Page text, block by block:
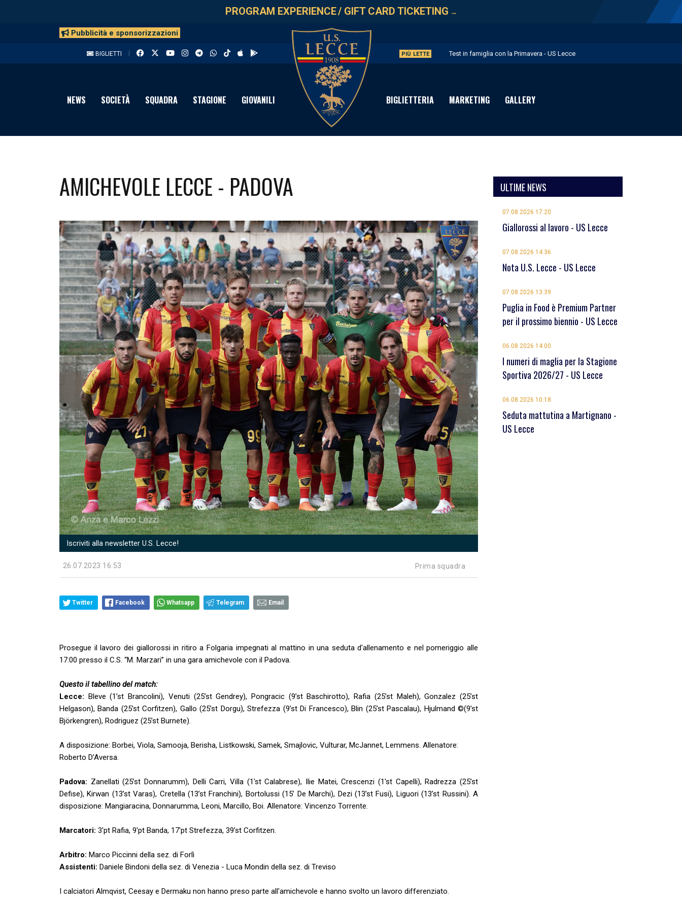
PROGRAM EXPERIENCE/ GIFT CARD TICKETING →
Pubblicità e sponsorizzazioni
BIGLIETTI PIÙ LETTE Test in famiglia con la Primavera - US Lecce
Geubbels in giallorosso - US Lecce
Aratravel è Premium Partner per la stagione 2026/27 - US Lecce
NEWS SOCIETÀ SQUADRA STAGIONE GIOVANILI BIGLIETTERIA MARKETING GALLERY
AMICHEVOLE LECCE - PADOVA
Iscriviti alla newsletter U.S. Lecce!
26.07.2023 16:53 Prima squadra
Twitter Facebook Whatsapp Telegram Email
Prosegue il lavoro dei giallorossi in ritiro a Folgaria impegnati al mattino in una seduta d'allenamento e nel pomeriggio alle
17:00 presso il C.S. “M. Marzari” in una gara amichevole con il Padova.
Questo il tabellino del match:
Lecce: Bleve (1’st Brancolini), Venuti (25’st Gendrey), Pongracic (9’st Baschirotto), Rafia (25’st Maleh), Gonzalez (25’st
Helgason), Banda (25’st Corfitzen), Gallo (25’st Dorgu), Strefezza (9’st Di Francesco), Blin (25’st Pascalau), Hjulmand ©(9’st
Björkengren), Rodriguez (25’st Burnete).
A disposizione: Borbei, Viola, Samooja, Berisha, Listkowski, Samek, Smajlovic, Vulturar, McJannet, Lemmens. Allenatore:
Roberto D’Aversa.
Padova: Zanellati (25’st Donnarumm), Delli Carri, Villa (1'st Calabrese), Ilie Matei, Crescenzi (1'st Capelli), Radrezza (25’st
Defise), Kirwan (13’st Varas), Cretella (13’st Franchini), Bortolussi (15’ De Marchi), Dezi (13’st Fusi), Liguori (13’st Russini). A
disposizione: Mangiaracina, Donnarumma, Leoni, Marcillo, Boi. Allenatore: Vincenzo Torrente.
Marcatori: 3'pt Rafia, 9'pt Banda, 17'pt Strefezza, 39’st Corfitzen.
Arbitro: Marco Piccinni della sez. di Forlì
Assistenti: Daniele Bindoni della sez. di Venezia - Luca Mondin della sez. di Treviso
I calciatori Almqvist, Ceesay e Dermaku non hanno preso parte all'amichevole e hanno svolto un lavoro differenziato.
ULTIME NEWS
07.08.2026 17:20
Giallorossi al lavoro - US Lecce
07.08.2026 14:36
Nota U.S. Lecce - US Lecce
07.08.2026 13:39
Puglia in Food è Premium Partner
per il prossimo biennio - US Lecce
06.08.2026 14:00
I numeri di maglia per la Stagione
Sportiva 2026/27 - US Lecce
06.08.2026 10:18
Seduta mattutina a Martignano -
US Lecce